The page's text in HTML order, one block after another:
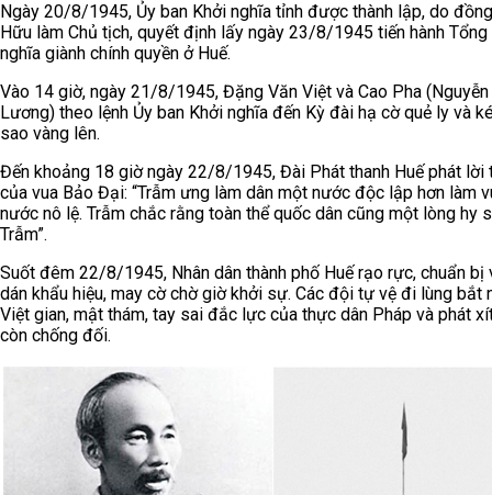
Ngày 20/8/1945, Ủy ban Khởi nghĩa tỉnh được thành lập, do
Hữu làm Chủ tịch, quyết định lấy ngày 23/8/1945 tiến hành Tổng
nghĩa giành chính quyền ở Huế.
Vào 14 giờ, ngày 21/8/1945, Đặng Văn Việt và Cao Pha (Nguyễn
Lương) theo lệnh Ủy ban Khởi nghĩa đến Kỳ đài hạ cờ quẻ ly và
sao vàng lên.
Đến khoảng 18 giờ ngày 22/8/1945, Đài Phát thanh Huế phát lời
của vua Bảo Đại: “Trẫm ưng làm dân một nước độc lập hơn làm
nước nô lệ. Trẫm chắc rằng toàn thể quốc dân cũng một lòng hy
Trẫm”.
Suốt đêm 22/8/1945, Nhân dân thành phố Huế rạo rực, chuẩn bị
dán khẩu hiệu, may cờ chờ giờ khởi sự. Các đội tự vệ đi lùng bắt
Việt gian, mật thám, tay sai đắc lực của thực dân Pháp và phát
còn chống đối.